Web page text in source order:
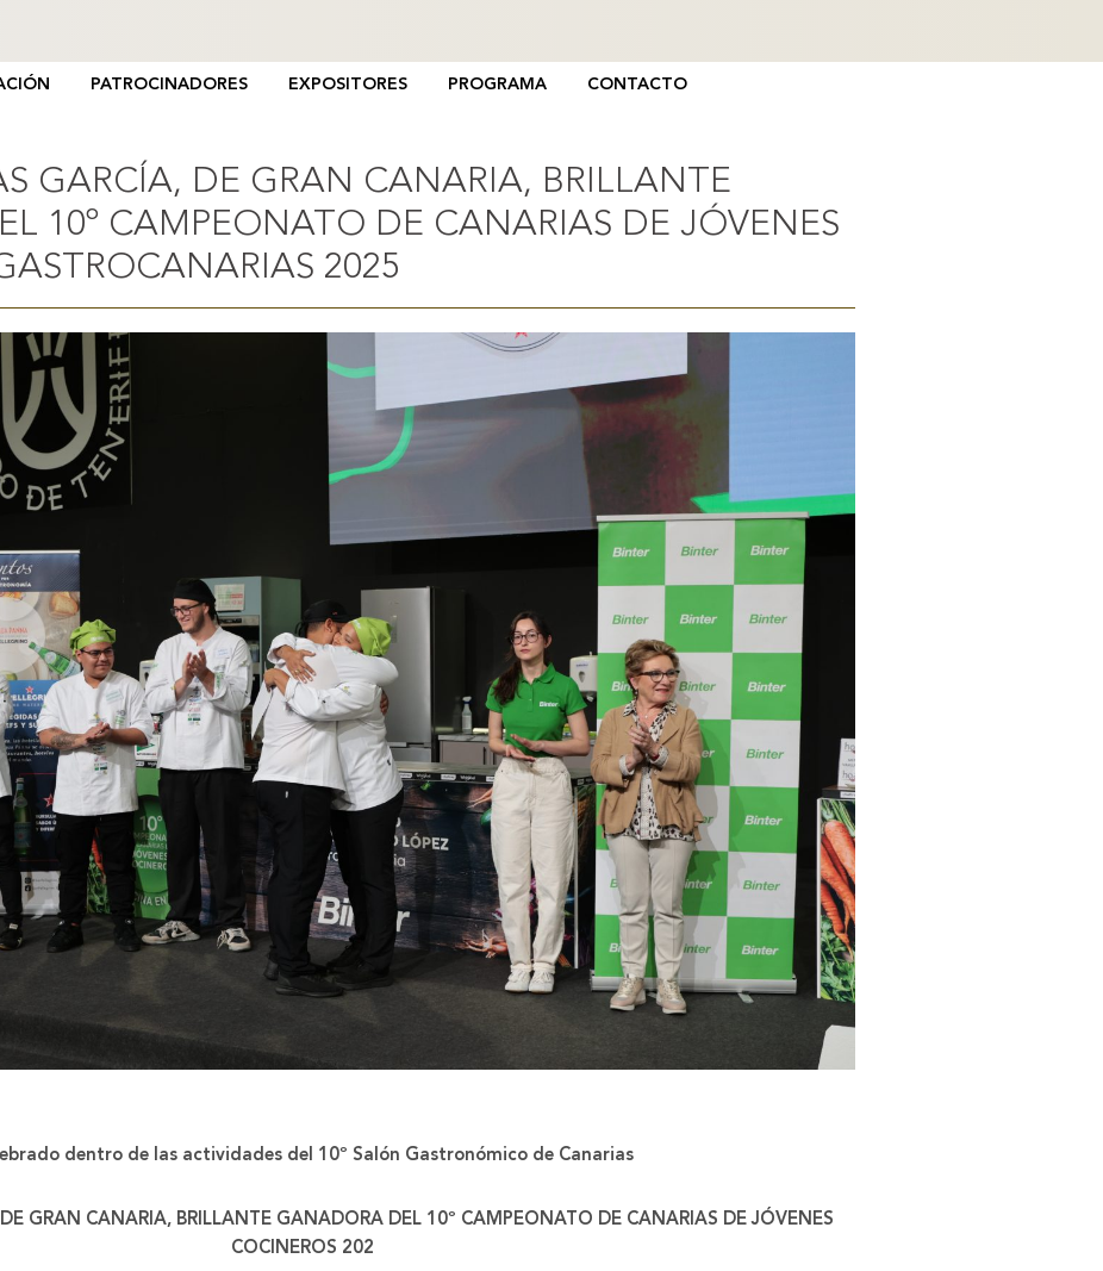
Canarias
de
GastroCanarias
PATROCINADORES EXPOSITORES PROGRAMA CONTACTO
GARCÍA, DE GRAN CANARIA, BRILLANTE
10º CAMPEONATO DE CANARIAS DE JÓVENES
2025
dentro de las actividades del 10º Salón Gastronómico de Canarias
GRAN CANARIA, BRILLANTE GANADORA DEL 10º CAMPEONATO DE CANARIAS DE JÓVENES
COCINEROS 202